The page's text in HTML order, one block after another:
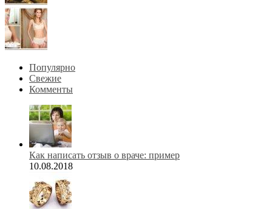
Популярно
Свежие
Комменты
Как написать отзыв о враче: пример
10.08.2018